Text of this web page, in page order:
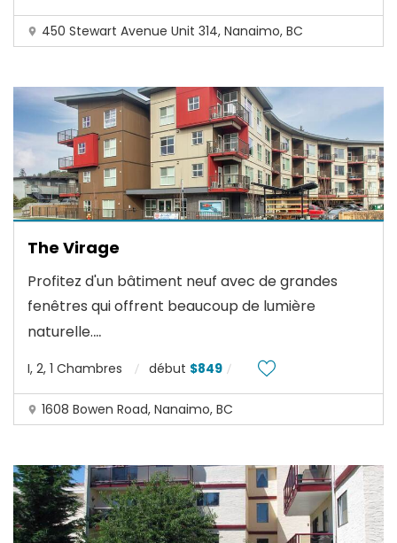
450 Stewart Avenue Unit 314, Nanaimo, BC
The Virage
Profitez d'un bâtiment neuf avec de grandes
fenêtres qui offrent beaucoup de lumière
naturelle....
I, 2, 1 Chambres début $849
1608 Bowen Road, Nanaimo, BC